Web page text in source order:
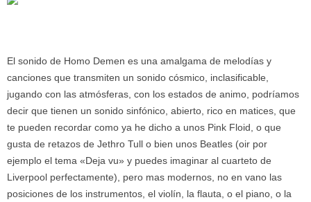
El sonido de Homo Demen es una amalgama de melodías y
canciones que transmiten un sonido cósmico, inclasificable,
jugando con las atmósferas, con los estados de animo, podríamos
decir que tienen un sonido sinfónico, abierto, rico en matices, que
te pueden recordar como ya he dicho a unos Pink Floid, o que
gusta de retazos de Jethro Tull o bien unos Beatles (oir por
ejemplo el tema «Deja vu» y puedes imaginar al cuarteto de
Liverpool perfectamente), pero mas modernos, no en vano las
posiciones de los instrumentos, el violín, la flauta, o el piano, o la